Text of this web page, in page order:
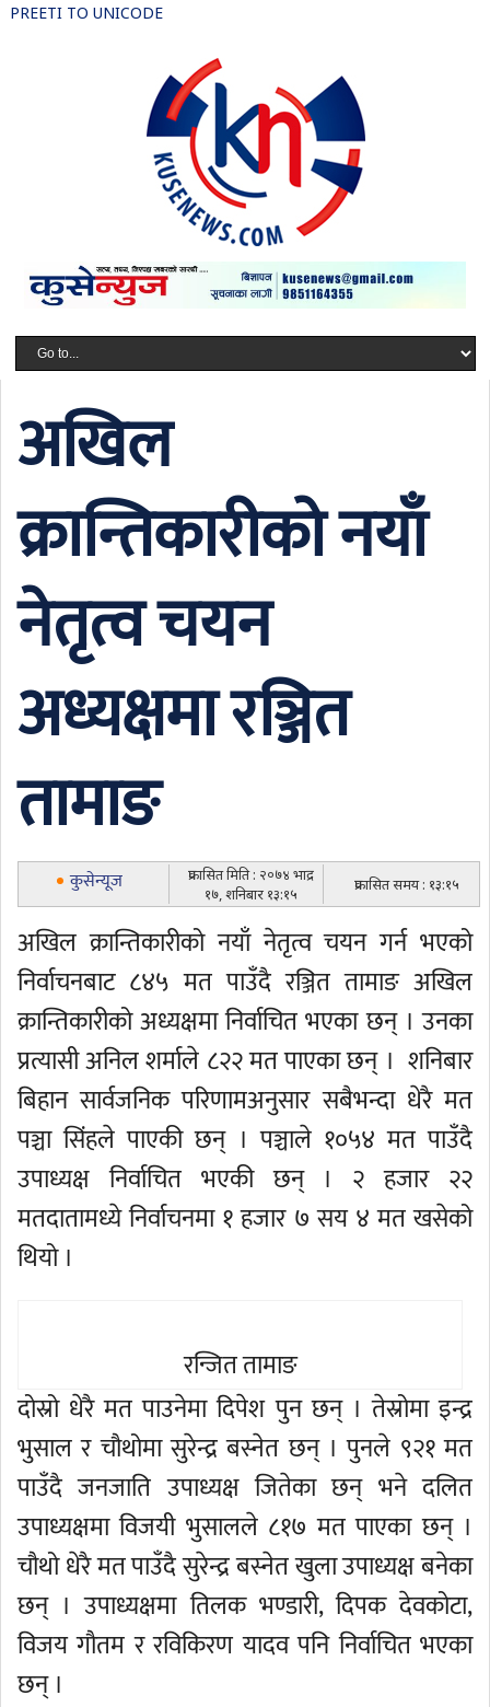
PREETI TO UNICODE
अखिल
क्रान्तिकारीको नयाँ
नेतृत्व चयन
अध्यक्षमा रञ्जित
तामाङ
कुसेन्यूज
प्रकासित मिति : २०७४ भाद्र
१७, शनिबार १३:१५
प्रकासित समय : १३:१५
अखिल क्रान्तिकारीको नयाँ नेतृत्व चयन गर्न भएको
निर्वाचनबाट ८४५ मत पाउँदै रञ्जित तामाङ अखिल
क्रान्तिकारीको अध्यक्षमा निर्वाचित भएका छन् । उनका
प्रत्यासी अनिल शर्माले ८२२ मत पाएका छन् । शनिबार
बिहान सार्वजनिक परिणामअनुसार सबैभन्दा धेरै मत
पञ्चा सिंहले पाएकी छन् । पञ्चाले १०५४ मत पाउँदै
उपाध्यक्ष निर्वाचित भएकी छन् । २ हजार २२
मतदातामध्ये निर्वाचनमा १ हजार ७ सय ४ मत खसेको
थियो ।
रन्जित तामाङ
दोस्रो धेरै मत पाउनेमा दिपेश पुन छन् । तेस्रोमा इन्द्र
भुसाल र चौथोमा सुरेन्द्र बस्नेत छन् । पुनले ९२१ मत
पाउँदै जनजाति उपाध्यक्ष जितेका छन् भने दलित
उपाध्यक्षमा विजयी भुसालले ८१७ मत पाएका छन् ।
चौथो धेरै मत पाउँदै सुरेन्द्र बस्नेत खुला उपाध्यक्ष बनेका
छन् । उपाध्यक्षमा तिलक भण्डारी, दिपक देवकोटा,
विजय गौतम र रविकिरण यादव पनि निर्वाचित भएका
छन् ।